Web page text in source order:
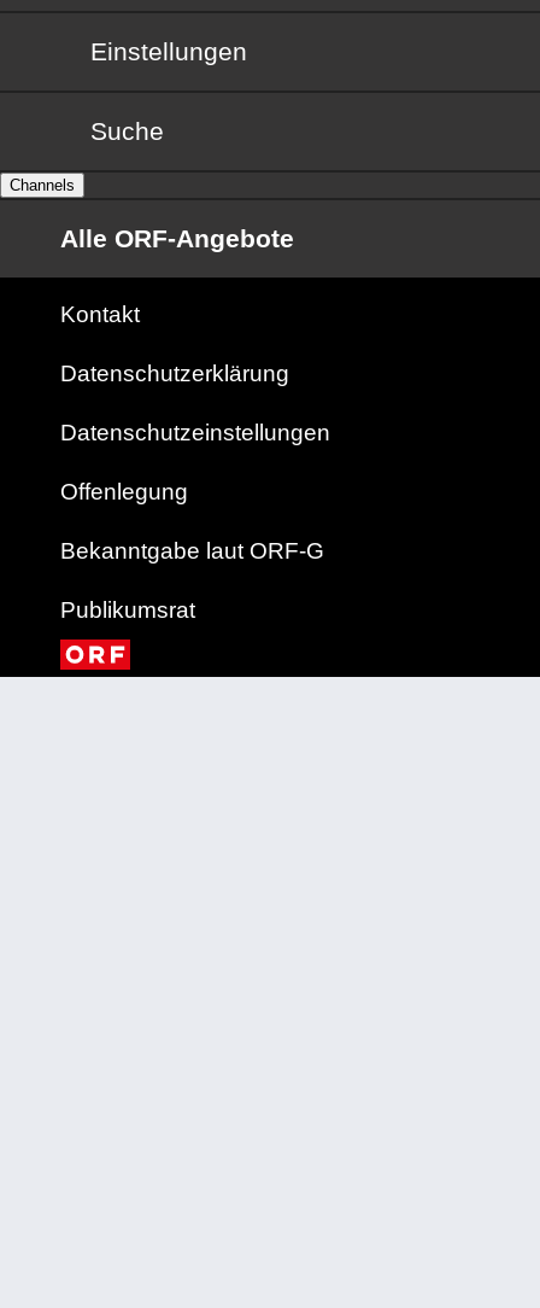
Einstellungen
Suche
Channels
Alle ORF-Angebote
Kontakt
Datenschutzerklärung
Datenschutzeinstellungen
Offenlegung
Bekanntgabe laut ORF-G
Publikumsrat